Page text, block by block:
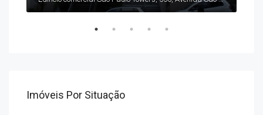
Imóveis Por Situação